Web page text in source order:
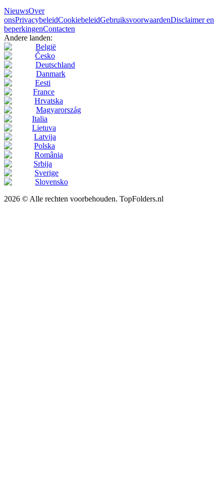
NieuwsOver
onsPrivacybeleidCookiebeleidGebruiksvoorwaardenDisclaimer en
beperkingenContacten
Andere landen:
België
Česko
Deutschland
Danmark
Eesti
France
Hrvatska
Magyarország
Italia
Lietuva
Latvija
Polska
România
Srbija
Sverige
Slovensko
2026 © Alle rechten voorbehouden. TopFolders.nl